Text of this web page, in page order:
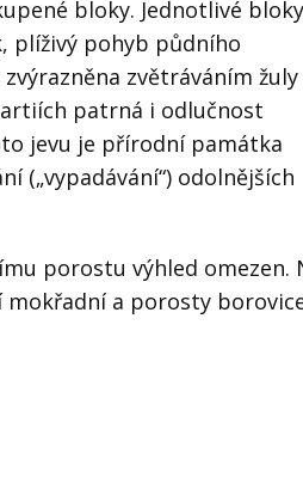
bloky. Jednotlivé bloky
plíživý pohyb půdního
zvětráváním žuly
patrná i odlučnost
jevu je přírodní památka
(„vypadávání“) odolnějších
porostu výhled omezen.
mokřadní a porosty